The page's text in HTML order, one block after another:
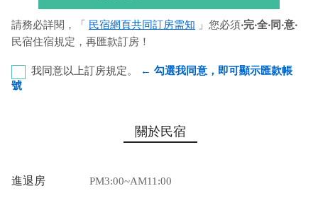
請務必詳閱，「 民宿網頁共同訂房需知 」您必須‧完‧全‧同‧意‧
民宿住宿規定，再匯款訂房！
我同意以上訂房規定。
← 勾選我同意，即可顯示匯款帳
號
郵局轉帳 代碼：700 局號：0071430 帳號：0430515
您也可以利用這幾個常用的網路ATM匯款： [
關於民宿
進退房 PM3:00~AM11:00